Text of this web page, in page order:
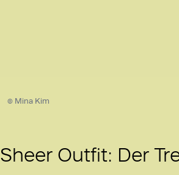
© Mina Kim
Sheer Outfit: Der